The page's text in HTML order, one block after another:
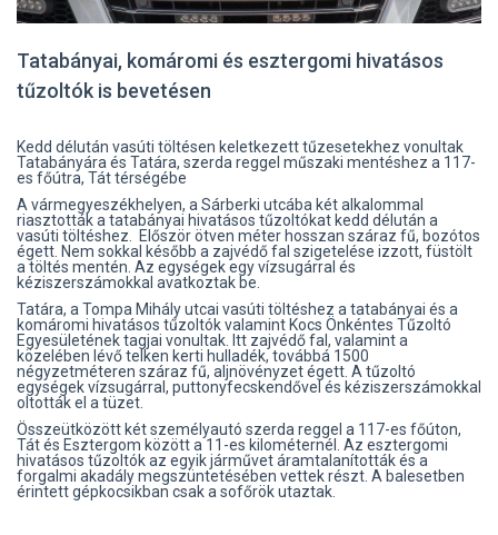
Tatabányai, komáromi és esztergomi hivatásos
tűzoltók is bevetésen
Kedd délután vasúti töltésen keletkezett tűzesetekhez vonultak
Tatabányára és Tatára, szerda reggel műszaki mentéshez a 117-
es főútra, Tát térségébe
A vármegyeszékhelyen, a Sárberki utcába két alkalommal
riasztották a tatabányai hivatásos tűzoltókat kedd délután a
vasúti töltéshez. Először ötven méter hosszan száraz fű, bozótos
égett. Nem sokkal később a zajvédő fal szigetelése izzott, füstölt
a töltés mentén. Az egységek egy vízsugárral és
kéziszerszámokkal avatkoztak be.
Tatára, a Tompa Mihály utcai vasúti töltéshez a tatabányai és a
komáromi hivatásos tűzoltók valamint Kocs Önkéntes Tűzoltó
Egyesületének tagjai vonultak. Itt zajvédő fal, valamint a
közelében lévő telken kerti hulladék, továbbá 1500
négyzetméteren száraz fű, aljnövényzet égett. A tűzoltó
egységek vízsugárral, puttonyfecskendővel és kéziszerszámokkal
oltották el a tüzet.
Összeütközött két személyautó szerda reggel a 117-es főúton,
Tát és Esztergom között a 11-es kilométernél. Az esztergomi
hivatásos tűzoltók az egyik járművet áramtalanították és a
forgalmi akadály megszüntetésében vettek részt. A balesetben
érintett gépkocsikban csak a sofőrök utaztak.